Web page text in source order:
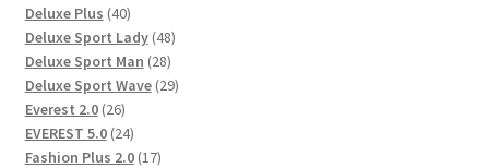
Deluxe Plus 4040
Produkte
Deluxe Sport Lady 4848
Produkte
Deluxe Sport Man 2828
Produkte
Deluxe Sport Wave 2929
Everest 2.0 2626
Produkte
EVEREST 5.0 2424
Produkte
Fashion Plus 2.0 1717